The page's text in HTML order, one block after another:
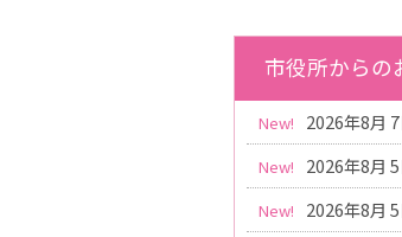
市役所からの
2026年8月
2026年8月
2026年8月